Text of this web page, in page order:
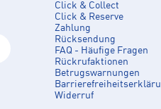
Click & Collect
Click & Reserve
Zahlung
Rücksendung
FAQ - Häufige Fragen
Rückrufaktionen
Betrugswarnungen
Widerruf